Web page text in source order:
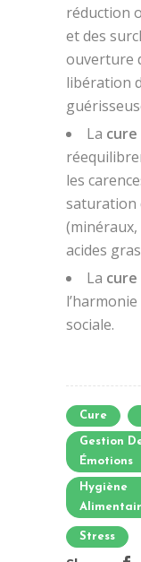
réduction
et des
ouverture
libération
La
les
saturation
acides
La
sociale.
Cure
Gestion
Émotions
Hygiène
Stress